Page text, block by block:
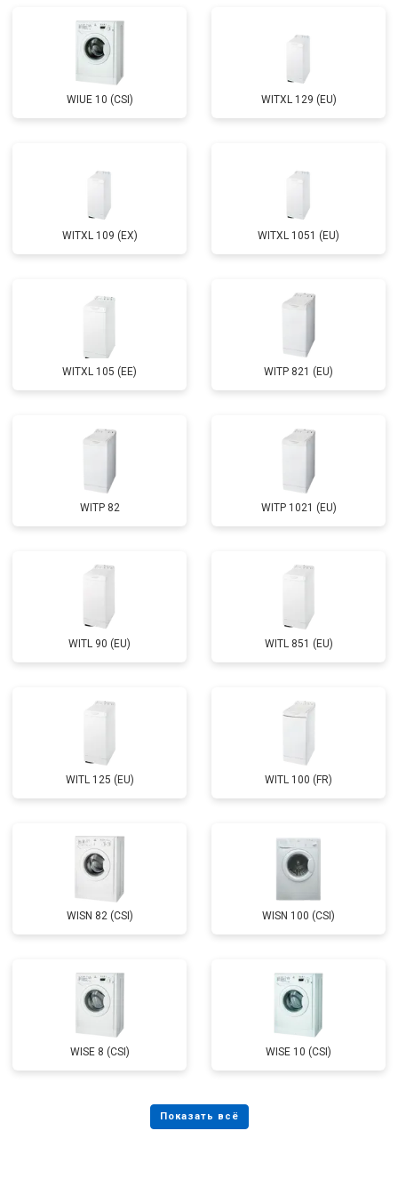
Замена амортизаторов
Замена подшипников от 2800 ₽
Замена мотора от 3800 ₽ Заказать
Замена блока управления Заказать
Замена прессостата от 3350 ₽ Заказать
Замена сливного шланга от 2100 ₽ Заказать
Замена УБЛ от 2100 ₽
Замена приводного ремня Заказать
WIUE 10 (CSI) WITXL 129 (EU)
WITXL 109 (EX) WITXL 1051 (EU)
WITXL 105 (EE) WITP 821 (EU)
WITP 82 WITP 1021 (EU)
WITL 90 (EU) WITL 851 (EU)
WITL 125 (EU) WITL 100 (FR)
WISN 82 (CSI) WISN 100 (CSI)
WISE 8 (CSI) WISE 10 (CSI)